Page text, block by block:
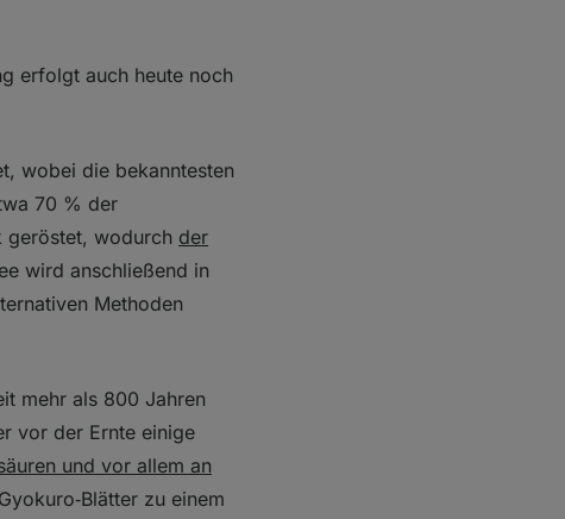
erfolgt auch heute noch
wobei die bekanntesten
70 % der
geröstet, wodurch der
wird anschließend in
Methoden
mehr als 800 Jahren
vor der Ernte einige
und vor allem an
zu einem